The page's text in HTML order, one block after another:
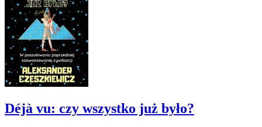
Déjà vu: czy wszystko już było?